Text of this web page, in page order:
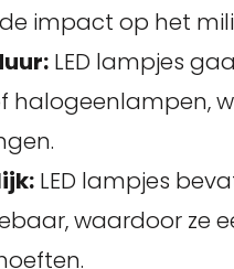
impact op het
LED lampjes
halogeenlampen,
LED lampjes
waardoor ze